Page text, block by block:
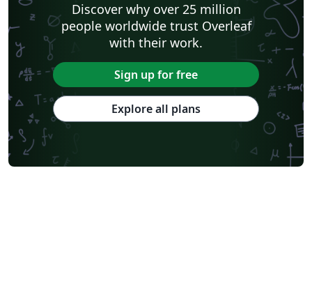
Discover why over 25 million
people worldwide trust Overleaf
with their work.
Sign up for free
Explore all plans